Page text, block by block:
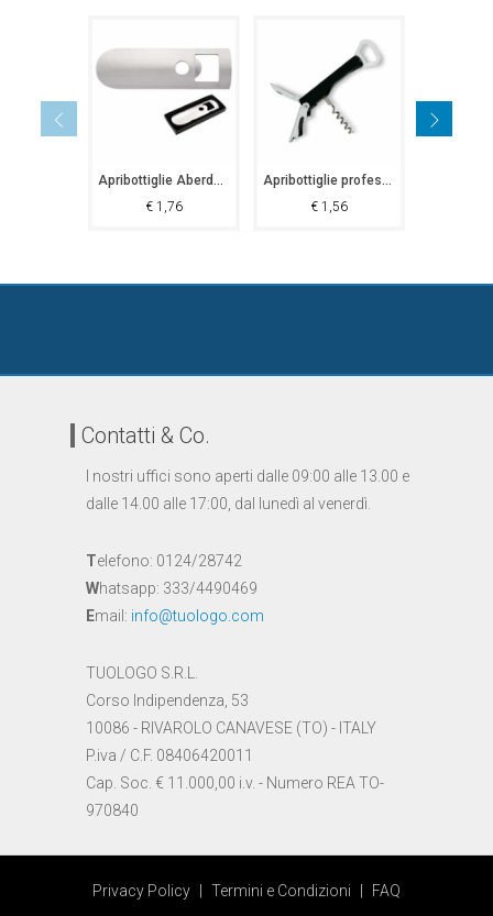
Apribottiglie Aberdeen
€1,76
Apribottiglie professionale Ovindoli
€1,56
Contatti & Co.
I nostri uffici sono aperti dalle 09:00 alle 13.00 e
dalle 14.00 alle 17:00, dal lunedì al venerdì.
Telefono: 0124/28742
Whatsapp: 333/4490469
Email: info@tuologo.com
TUOLOGO S.R.L.
Corso Indipendenza, 53
10086 - RIVAROLO CANAVESE (TO) - ITALY
P.iva / C.F. 08406420011
Cap. Soc. € 11.000,00 i.v. - Numero REA TO-
970840
Privacy Policy Termini e Condizioni FAQ